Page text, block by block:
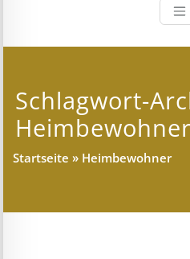
Schlagwort-
Heimbewohner
Startseite » Heimbewohner